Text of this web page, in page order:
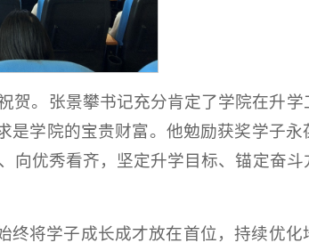
贺。张景攀书记充分肯定了学院在升学
学院的宝贵财富。他勉励获奖学子永
向优秀看齐，坚定升学目标、锚定奋斗
将学子成长成才放在首位，持续优化